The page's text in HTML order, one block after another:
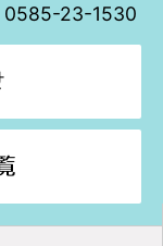
0585-23-1530